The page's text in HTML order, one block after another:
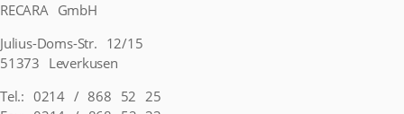
RECARA GmbH
Julius-Doms-Str. 12/15
51373 Leverkusen
Tel.: 0214 / 868 52 25